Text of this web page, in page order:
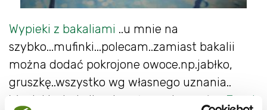
Wypieki z bakaliami ..u mnie na
szybko...mufinki...polecam..zamiast bakalii
można dodać pokrojone owoce.np.jabłko,
gruszkę..wszystko wg własnego uznania..
Wypieki z bakaliami można zobaczyć u: Joasi